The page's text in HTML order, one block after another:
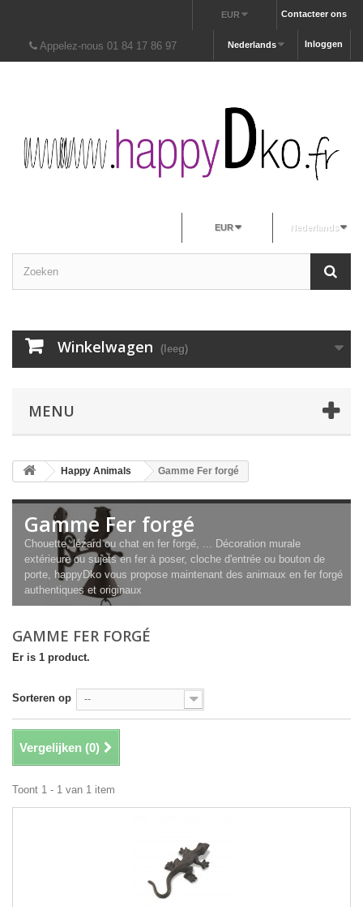
Contacteer ons
EUR
Appelez-nous 01 84 17 86 97 Inloggen
Nederlands
Nederlands
EUR
Winkelwagen (leeg)
MENU
Happy Animals Gamme Fer forgé
Gamme Fer forgé
Chouette, lézard ou chat en fer forgé, ... Décoration murale
extérieure ou sujets en fer à poser, cloche d'entrée ou bouton de
porte, happyDko vous propose maintenant des animaux en fer forgé
authentiques et originaux
GAMME FER FORGÉ
Er is 1 product.
Sorteren op --
Vergelijken (0)
Toont 1 - 1 van 1 item